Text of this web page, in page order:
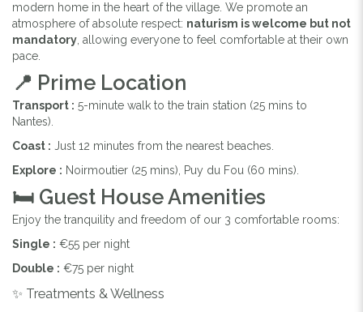
modern home in the heart of the village. We promote an
atmosphere of absolute respect: naturism is welcome but not
mandatory , allowing everyone to feel comfortable at their own
pace.
📍 Prime Location
Transport : 5-minute walk to the train station (25 mins to
Nantes).
Coast : Just 12 minutes from the nearest beaches.
Explore : Noirmoutier (25 mins), Puy du Fou (60 mins).
🛏️ Guest House Amenities
Enjoy the tranquility and freedom of our 3 comfortable rooms:
Single : €55 per night
Double : €75 per night
✨ Treatments & Wellness